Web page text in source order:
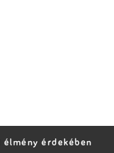
érdekében